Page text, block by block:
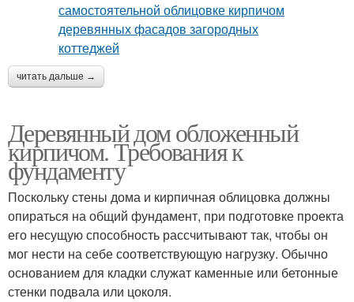
читать дальше →
Деревянный дом обложенный
кирпичом. Требования к
фундаменту
Поскольку стены дома и кирпичная облицовка должны
опираться на общий фундамент, при подготовке проекта
его несущую способность рассчитывают так, чтобы он
мог нести на себе соответствующую нагрузку. Обычно
основанием для кладки служат каменные или бетонные
стенки подвала или цоколя.